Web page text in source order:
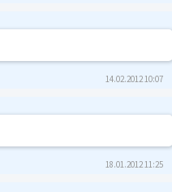
14.02.2012 10:07
18.01.2012 11:25